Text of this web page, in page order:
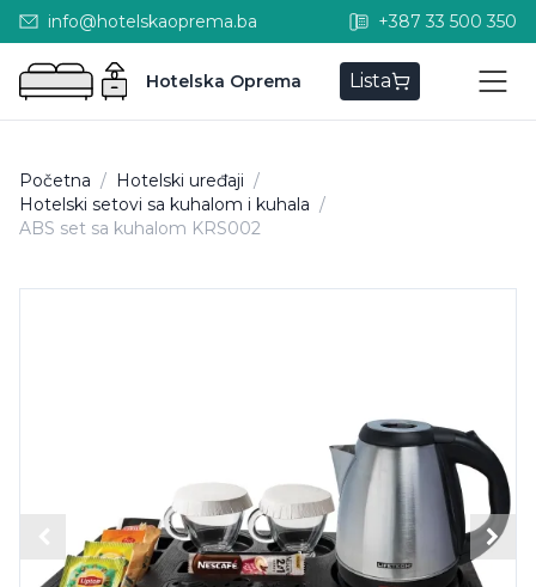
info@hotelskaoprema.ba +387 33 500 350
Hotelska Oprema Lista
Početna / Hotelski uređaji /
Hotelski setovi sa kuhalom i kuhala /
ABS set sa kuhalom KRS002